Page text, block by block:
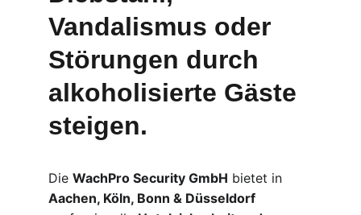
Vandalismus oder
Störungen durch
alkoholisierte Gäste
steigen.
Die WachPro Security GmbH bietet in
Aachen, Köln, Bonn & Düsseldorf